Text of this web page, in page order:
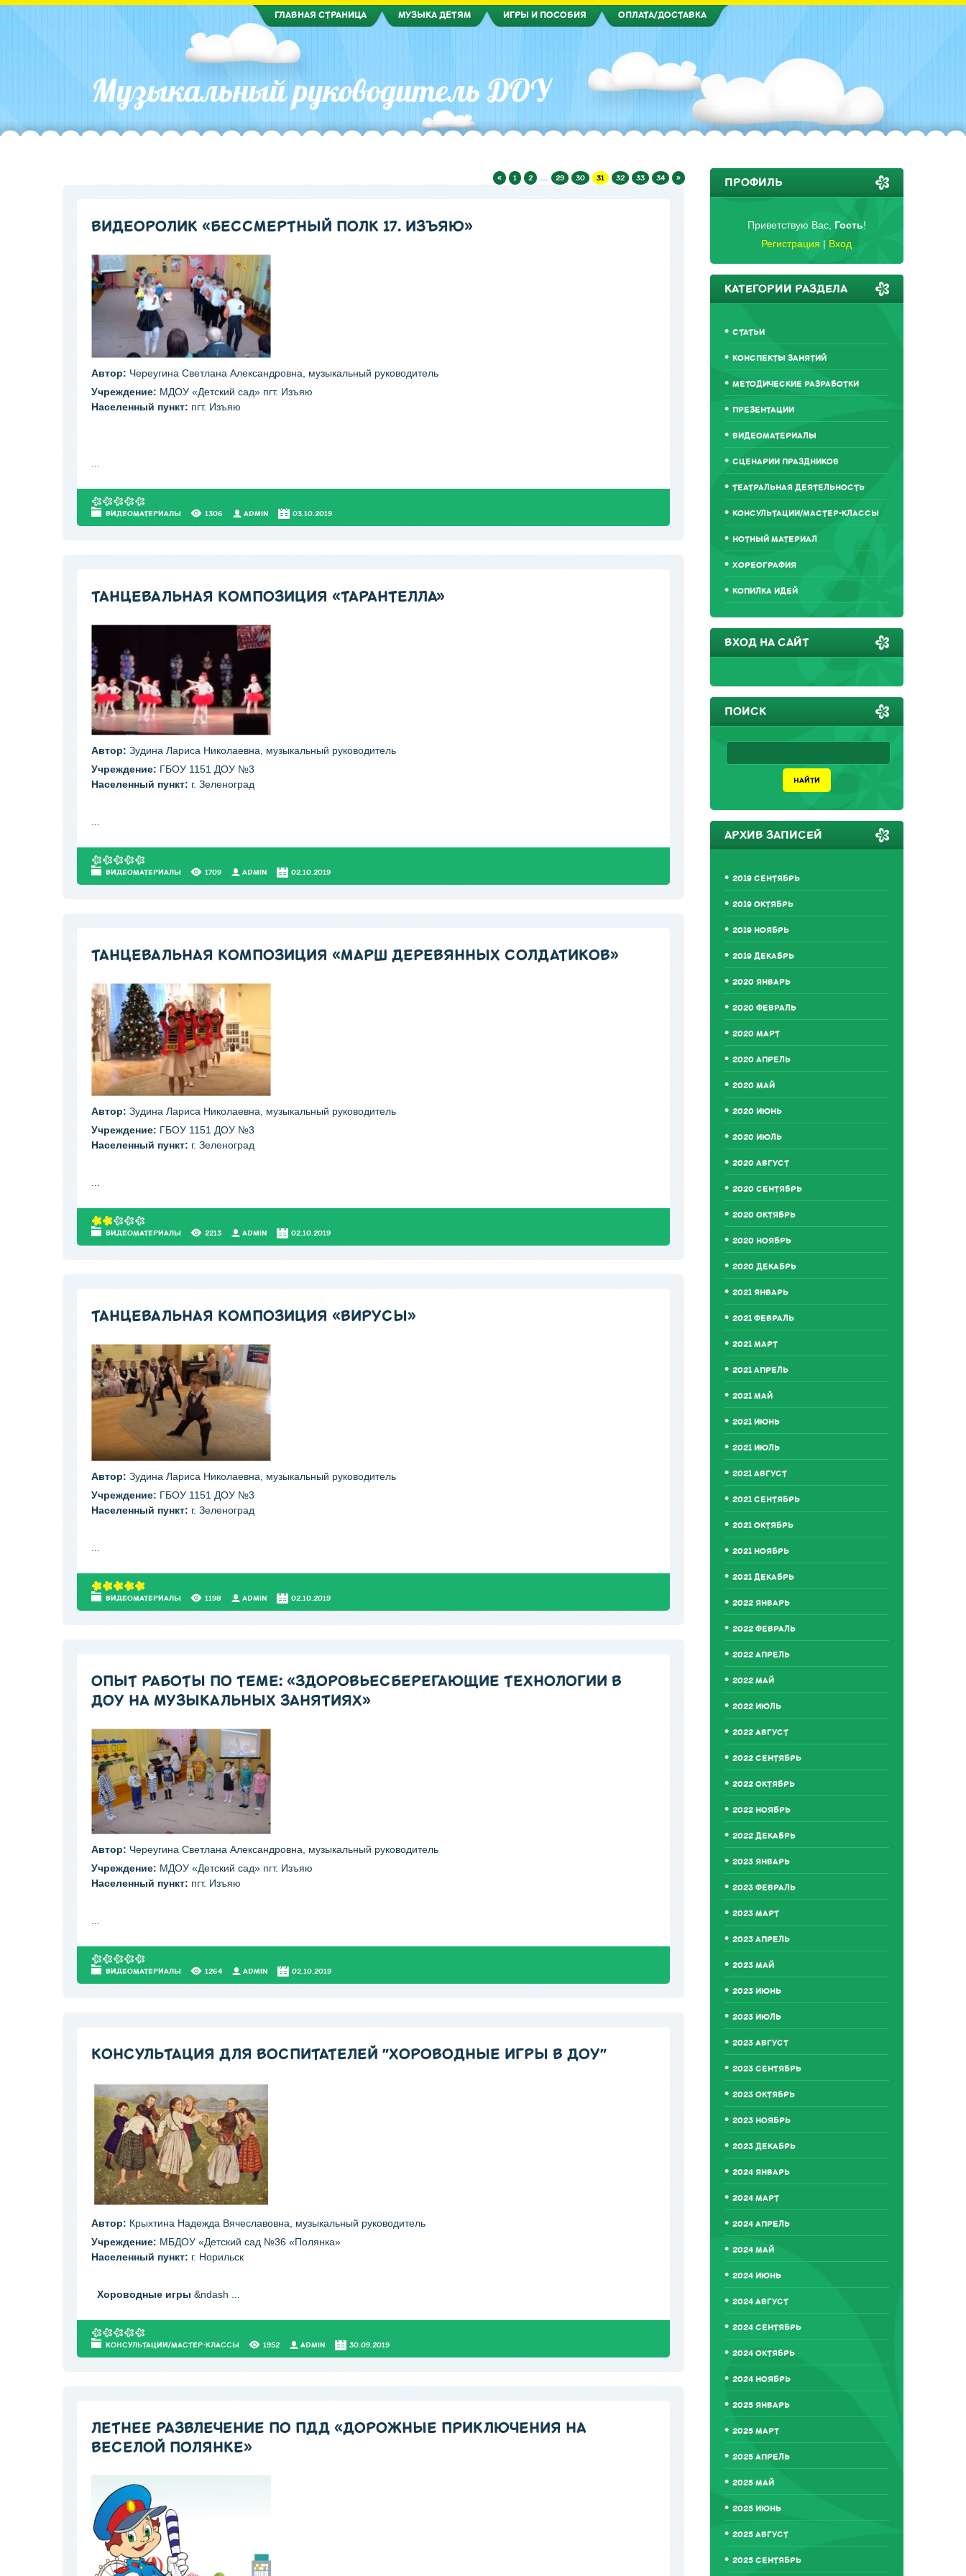
ГЛАВНАЯ СТРАНИЦА МУЗЫКА ДЕТЯМ ИГРЫ И ПОСОБИЯ ОПЛАТА/ДОСТАВКА
Музыкальный руководитель ДОУ
« 1 2 29 30 31 32 33 34 »
ВИДЕОРОЛИК «БЕССМЕРТНЫЙ ПОЛК 17. ИЗЪЯЮ»
Автор: Череугина Светлана Александровна, музыкальный руководитель
Учреждение: МДОУ «Детский сад» пгт. Изъяю
Населенный пункт: пгт. Изъяю
ВИДЕОМАТЕРИАЛЫ 1306 АDMIN 03.10.2019
ТАНЦЕВАЛЬНАЯ КОМПОЗИЦИЯ «ТАРАНТЕЛЛА»
Автор: Зудина Лариса Николаевна, музыкальный руководитель
Учреждение: ГБОУ 1151 ДОУ №3
Населенный пункт: г. Зеленоград
ВИДЕОМАТЕРИАЛЫ 1709 АDMIN 02.10.2019
ТАНЦЕВАЛЬНАЯ КОМПОЗИЦИЯ «МАРШ ДЕРЕВЯННЫХ СОЛДАТИКОВ»
Автор: Зудина Лариса Николаевна, музыкальный руководитель
Учреждение: ГБОУ 1151 ДОУ №3
Населенный пункт: г. Зеленоград
ВИДЕОМАТЕРИАЛЫ 2213 АDMIN 02.10.2019
ТАНЦЕВАЛЬНАЯ КОМПОЗИЦИЯ «ВИРУСЫ»
Автор: Зудина Лариса Николаевна, музыкальный руководитель
Учреждение: ГБОУ 1151 ДОУ №3
Населенный пункт: г. Зеленоград
ВИДЕОМАТЕРИАЛЫ 1198 АDMIN 02.10.2019
ОПЫТ РАБОТЫ ПО ТЕМЕ: «ЗДОРОВЬЕСБЕРЕГАЮЩИЕ ТЕХНОЛОГИИ В
ДОУ НА МУЗЫКАЛЬНЫХ ЗАНЯТИЯХ»
Автор: Череугина Светлана Александровна, музыкальный руководитель
Учреждение: МДОУ «Детский сад» пгт. Изъяю
Населенный пункт: пгт. Изъяю
ВИДЕОМАТЕРИАЛЫ 1264 АDMIN 02.10.2019
КОНСУЛЬТАЦИЯ ДЛЯ ВОСПИТАТЕЛЕЙ "ХОРОВОДНЫЕ ИГРЫ В ДОУ"
Автор: Крыхтина Надежда Вячеславовна, музыкальный руководитель
Учреждение: МБДОУ «Детский сад №36 «Полянка»
Населенный пункт: г. Норильск
Хороводные игры &ndash
КОНСУЛЬТАЦИИ/МАСТЕР-КЛАССЫ 1952 АDMIN 30.09.2019
ЛЕТНЕЕ РАЗВЛЕЧЕНИЕ ПО ПДД «ДОРОЖНЫЕ ПРИКЛЮЧЕНИЯ НА
ВЕСЕЛОЙ ПОЛЯНКЕ»
ПРОФИЛЬ
Приветствую Вас, Гость!
Регистрация | Вход
КАТЕГОРИИ РАЗДЕЛА
СТАТЬИ
КОНСПЕКТЫ ЗАНЯТИЙ
МЕТОДИЧЕСКИЕ РАЗРАБОТКИ
ПРЕЗЕНТАЦИИ
ВИДЕОМАТЕРИАЛЫ
СЦЕНАРИИ ПРАЗДНИКОВ
ТЕАТРАЛЬНАЯ ДЕЯТЕЛЬНОСТЬ
КОНСУЛЬТАЦИИ/МАСТЕР-КЛАССЫ
НОТНЫЙ МАТЕРИАЛ
ХОРЕОГРАФИЯ
КОПИЛКА ИДЕЙ
ВХОД НА САЙТ
ПОИСК
АРХИВ ЗАПИСЕЙ
2019 СЕНТЯБРЬ
2019 ОКТЯБРЬ
2019 НОЯБРЬ
2019 ДЕКАБРЬ
2020 ЯНВАРЬ
2020 ФЕВРАЛЬ
2020 МАРТ
2020 АПРЕЛЬ
2020 МАЙ
2020 ИЮНЬ
2020 ИЮЛЬ
2020 АВГУСТ
2020 СЕНТЯБРЬ
2020 ОКТЯБРЬ
2020 НОЯБРЬ
2020 ДЕКАБРЬ
2021 ЯНВАРЬ
2021 ФЕВРАЛЬ
2021 МАРТ
2021 АПРЕЛЬ
2021 МАЙ
2021 ИЮНЬ
2021 ИЮЛЬ
2021 АВГУСТ
2021 СЕНТЯБРЬ
2021 ОКТЯБРЬ
2021 НОЯБРЬ
2021 ДЕКАБРЬ
2022 ЯНВАРЬ
2022 ФЕВРАЛЬ
2022 АПРЕЛЬ
2022 МАЙ
2022 ИЮЛЬ
2022 АВГУСТ
2022 СЕНТЯБРЬ
2022 ОКТЯБРЬ
2022 НОЯБРЬ
2022 ДЕКАБРЬ
2023 ЯНВАРЬ
2023 ФЕВРАЛЬ
2023 МАРТ
2023 АПРЕЛЬ
2023 МАЙ
2023 ИЮНЬ
2023 ИЮЛЬ
2023 АВГУСТ
2023 СЕНТЯБРЬ
2023 ОКТЯБРЬ
2023 НОЯБРЬ
2023 ДЕКАБРЬ
2024 ЯНВАРЬ
2024 МАРТ
2024 АПРЕЛЬ
2024 МАЙ
2024 ИЮНЬ
2024 АВГУСТ
2024 СЕНТЯБРЬ
2024 ОКТЯБРЬ
2024 НОЯБРЬ
2025 ЯНВАРЬ
2025 МАРТ
2025 АПРЕЛЬ
2025 МАЙ
2025 ИЮНЬ
2025 АВГУСТ
2025 СЕНТЯБРЬ